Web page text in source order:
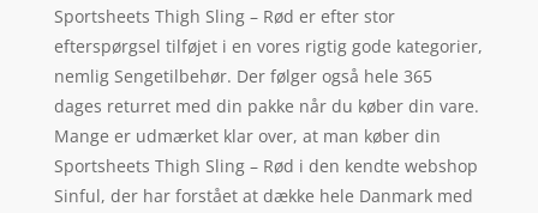
Sportsheets Thigh Sling – Rød er efter stor
efterspørgsel tilføjet i en vores rigtig gode kategorier,
nemlig Sengetilbehør. Der følger også hele 365
dages returret med din pakke når du køber din vare.
Mange er udmærket klar over, at man køber din
Sportsheets Thigh Sling – Rød i den kendte webshop
Sinful, der har forstået at dække hele Danmark med